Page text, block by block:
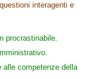
interagenti e
procrastinabile.
alle competenze della